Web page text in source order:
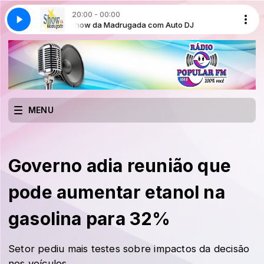
20:00 - 00:00
DJ Show da Madrugada com Auto DJ
MENU
Governo adia reunião que
pode aumentar etanol na
gasolina para 32%
Setor pediu mais testes sobre impactos da decisão